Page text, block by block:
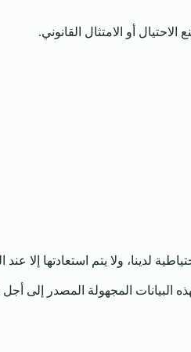
أو الامتثال القانوني.
لدينا، ولا يتم استعادتها إلا
البيانات المجهولة المصدر إلى